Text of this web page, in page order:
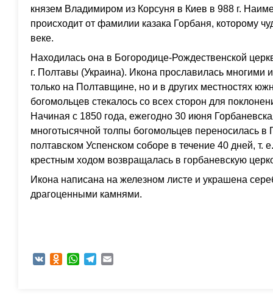
князем Владимиром из Корсуня в Киев в 988 г.
происходит от фамилии казака Горбаня, которому
веке.
Находилась она в Богородице-Рождественской
г. Полтавы (Украина). Икона прославилась многими
только на Полтавщине, но и в других местностях
богомольцев стекалось со всех сторон для
Начиная с 1850 года, ежегодно 30 июня
многотысячной толпы богомольцев переносилась в
полтавском Успенском соборе в течение 40 дней, т.
крестным ходом возвращалась в горбаневскую
Икона написана на железном листе и украшена
драгоценными камнями.
VK Odnoklassniki
WhatsAppTelegram